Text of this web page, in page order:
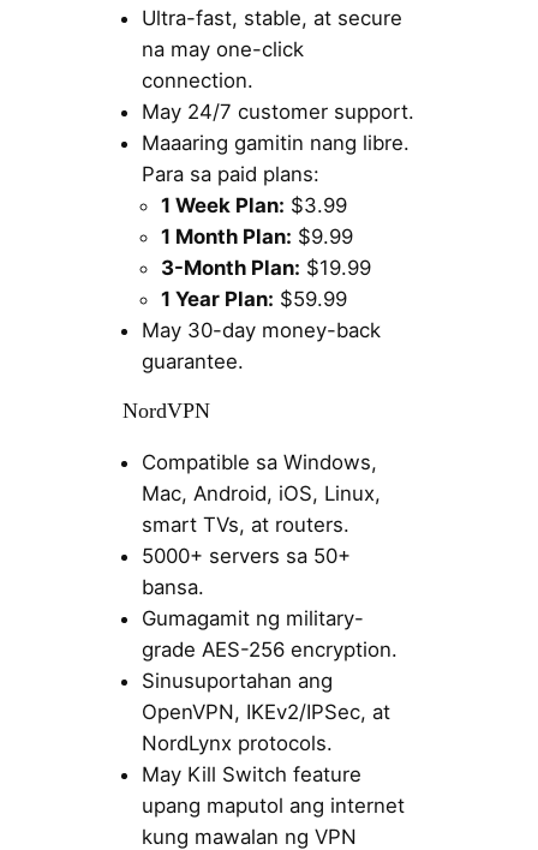
Ultra-fast, stable, at secure
na may one-click
connection.
May 24/7 customer support.
Maaaring gamitin nang libre.
Para sa paid plans:
1 Week Plan: $3.99
1 Month Plan: $9.99
3-Month Plan: $19.99
1 Year Plan: $59.99
May 30-day money-back
guarantee.
NordVPN
Compatible sa Windows,
Mac, Android, iOS, Linux,
smart TVs, at routers.
5000+ servers sa 50+
bansa.
Gumagamit ng military-
grade AES-256 encryption.
Sinusuportahan ang
OpenVPN, IKEv2/IPSec, at
NordLynx protocols.
May Kill Switch feature
upang maputol ang internet
kung mawalan ng VPN